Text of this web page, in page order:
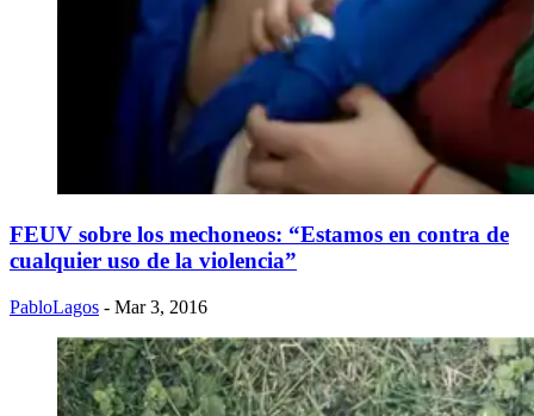
FEUV sobre los mechoneos: “Estamos en contra de
cualquier uso de la violencia”
PabloLagos - Mar 3, 2016